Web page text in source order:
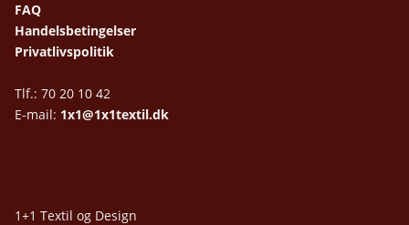
FAQ
Handelsbetingelser
Privatlivspolitik
Tlf.: 70 20 10 42
E-mail: 1x1@1x1textil.dk
1+1 Textil og Design